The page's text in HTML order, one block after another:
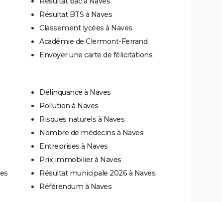
Résultat BTS à Naves
Classement lycées à Naves
Académie de Clermont-Ferrand
Envoyer une carte de félicitations
Délinquance à Naves
Pollution à Naves
Risques naturels à Naves
Nombre de médecins à Naves
Entreprises à Naves
Prix immobilier à Naves
Résultat municipale 2026 à Naves
Référendum à Naves